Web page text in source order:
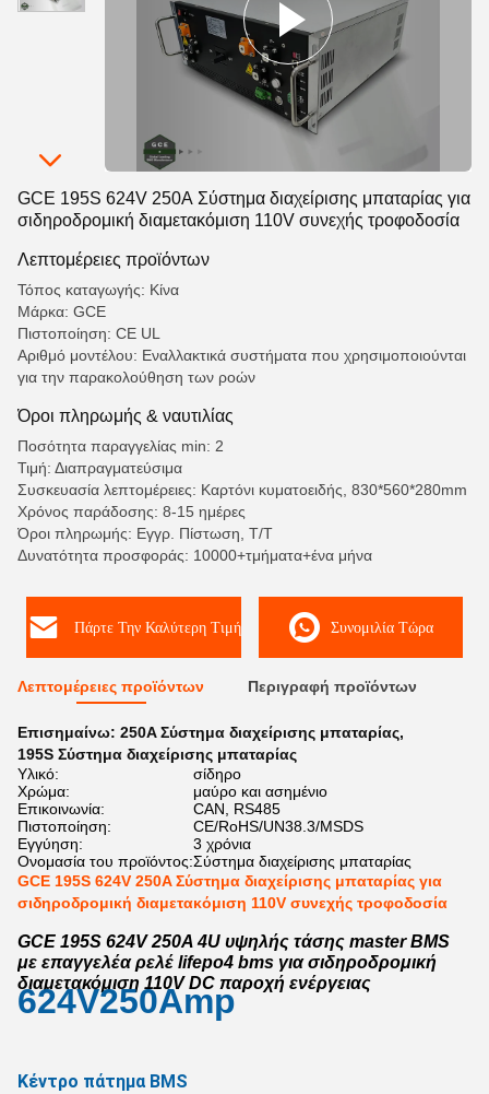
GCE 195S 624V 250A Σύστημα διαχείρισης μπαταρίας για
σιδηροδρομική διαμετακόμιση 110V συνεχής τροφοδοσία
Λεπτομέρειες προϊόντων
Τόπος καταγωγής: Κίνα
Μάρκα: GCE
Πιστοποίηση: CE UL
Αριθμό μοντέλου: Εναλλακτικά συστήματα που χρησιμοποιούνται
για την παρακολούθηση των ροών
Όροι πληρωμής & ναυτιλίας
Ποσότητα παραγγελίας min: 2
Τιμή: Διαπραγματεύσιμα
Συσκευασία λεπτομέρειες: Καρτόνι κυματοειδής, 830*560*280mm
Χρόνος παράδοσης: 8-15 ημέρες
Όροι πληρωμής: Εγγρ. Πίστωση, T/T
Δυνατότητα προσφοράς: 10000+τμήματα+ένα μήνα
Πάρτε Την Καλύτερη Τιμή Συνομιλία Τώρα
Λεπτομέρειες προϊόντων Περιγραφή προϊόντων
Επισημαίνω: 250A Σύστημα διαχείρισης μπαταρίας,
195S Σύστημα διαχείρισης μπαταρίας
Υλικό:
σίδηρο
Χρώμα:
μαύρο και ασημένιο
Επικοινωνία:
CAN, RS485
Πιστοποίηση:
CE/RoHS/UN38.3/MSDS
Εγγύηση:
3 χρόνια
Ονομασία του προϊόντος:Σύστημα διαχείρισης μπαταρίας
GCE 195S 624V 250A Σύστημα διαχείρισης μπαταρίας για
σιδηροδρομική διαμετακόμιση 110V συνεχής τροφοδοσία
GCE 195S 624V 250A 4U υψηλής τάσης master BMS
με επαγγελέα ρελέ lifepo4 bms για σιδηροδρομική
διαμετακόμιση 110V DC παροχή ενέργειας
624V250Amp
Κέντρο πάτημα BMS